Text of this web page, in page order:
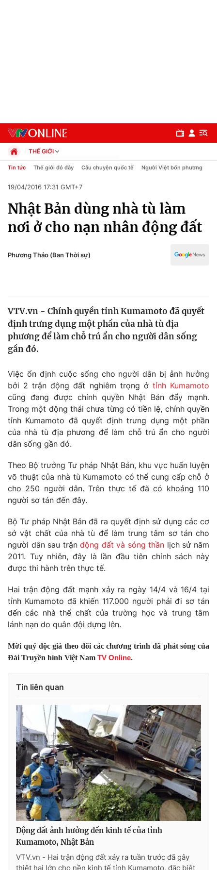
Chuyên mục
Chính trị
Thế giới
Tin tức
Thế giới đó đây
Câu chuyện quốc tế
Tài chính
Thị trường
Góc doanh nghiệp
Dữ liệu và đời sống
Truyền hình
Phim VTV
Nhân vật
Khán giả
Giải trí
Điện ảnh
Âm nhạc
Sao
Đời sống
Du lịch
Chất lượng cuộc sống
Giáo dục
Tuyển sinh
Học trực tuyến
Công nghệ
Hitech Công nghệ tương lai
Sản phẩm
Thị trường
Tư vấn
Giao lưu trực tuyến
Lịch phát sóng
Chuyên mục khác
Emagazine
VTV Money VTV Thể thao
VTV Sức khoẻ Bất động sản
Thị trường 24h Tấm lòng Việt
VTV4 Vươn mình bằng AI
VTV9
Liên hệ tòa soạn English
THẾ GIỚI
Chính trị
Pháp luật
Kinh tế
Thể thao
Truyền hình
Y tế
Tin tức Thế giới đó đây Câu chuyện quốc tế Người Việt bốn phương
19/04/2016 17:31 GMT+7
Nhật Bản dùng nhà tù làm
nơi ở cho nạn nhân động đất
Phương Thảo (Ban Thời sự)
VTV.vn - Chính quyền tỉnh Kumamoto đã quyết
định trưng dụng một phần của nhà tù địa
phương để làm chỗ trú ẩn cho người dân sống
gần đó.
Việc ổn định cuộc sống cho người dân bị ảnh hưởng
bởi 2 trận động đất nghiêm trọng ở tỉnh Kumamoto
cũng đang được chính quyền Nhật Bản đẩy mạnh.
Trong một động thái chưa từng có tiền lệ, chính quyền
tỉnh Kumamoto đã quyết định trưng dụng một phần
của nhà tù địa phương để làm chỗ trú ẩn cho người
dân sống gần đó.
Theo Bộ trưởng Tư pháp Nhật Bản, khu vực huấn luyện
võ thuật của nhà tù Kumamoto có thể cung cấp chỗ ở
cho 250 người dân. Trên thực tế đã có khoảng 110
người sơ tán đến đây.
Bộ Tư pháp Nhật Bản đã ra quyết định sử dụng các cơ
sở vật chất của nhà tù để làm trung tâm sơ tán cho
người dân sau trậnđộng đất và sóng thần lịch sử năm
2011. Tuy nhiên, đây là lần đầu tiên chính sách này
được thi hành trên thực tế.
Hai trận động đất mạnh xảy ra ngày 14/4 và 16/4 tại
tỉnh Kumamoto đã khiến 117.000 người phải đi sơ tán
đến các nhà thể chất của trường học và trung tâm
lánh nạn do quân đội dựng lên.
Mời quý độc giả theo dõi các chương trình đã phát sóng của
Đài Truyền hình Việt Nam TV Online.
Tin liên quan
Động đất ảnh hưởng đến kinh tế của tỉnh
Kumamoto, Nhật Bản
VTV.vn - Hai trận động đất xảy ra tuần trước đã gây
thiệt hại lớn cho nền kinh tế tỉnh Kumamoto, đặc biệt